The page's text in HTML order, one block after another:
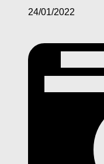
24/01/2022